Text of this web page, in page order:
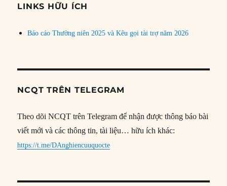
đề
LINKS HỮU ÍCH
Báo cáo Thường niên 2025 và Kêu gọi tài trợ năm 2026
NCQT TRÊN TELEGRAM
Theo dõi NCQT trên Telegram để nhận được thông báo bài
viết mới và các thông tin, tài liệu… hữu ích khác:
https://t.me/DAnghiencuuquocte